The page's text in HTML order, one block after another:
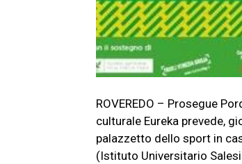
ROVEREDO – Prosegue
culturale Eureka prevede,
palazzetto dello sport in
(Istituto Universitario